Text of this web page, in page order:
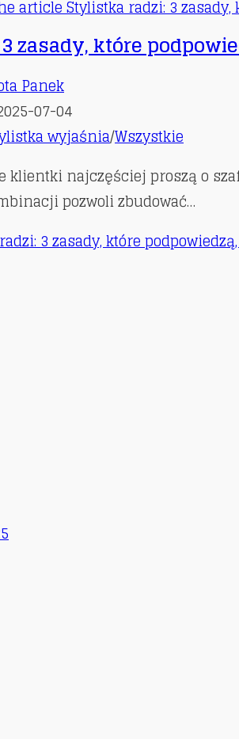
zasady, które
Panek
07-04
wyjaśnia/Wszystkie
klientki najczęściej proszą o
pozwoli zbudować…
3 zasady, które